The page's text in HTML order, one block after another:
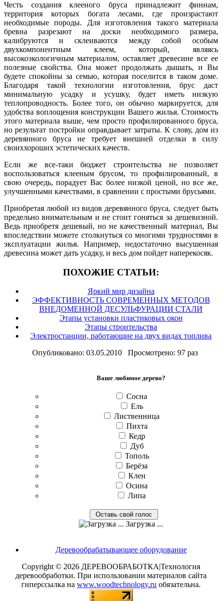
Честь создания клееного бруса принадлежит финнам,
территория которых богата лесами, где произрастают
необходимые породы. Для изготовления такого материала
бревна разрезают на доски необходимого размера,
калибруются и склеиваются между собой особым
двухкомпонентным клеем, который, являясь
высокоэкологичным материалом, оставляет древесине все ее
полезные свойства. Она может продолжать дышать, и Вы
будете спокойны за семью, которая поселится в таком доме.
Благодаря такой технологии изготовления, брус даст
минимальную усадку и усушку, будет иметь низкую
теплопроводность. Более того, он обычно маркируется, для
удобства воплощения конструкции Вашего жилья. Стоимость
этого материала выше, чем просто профилированного бруса,
но результат постройки оправдывает затраты. К слову, дом из
деревянного бруса не требует внешней отделки в силу
своиххороших эстетических качеств.
Если же все-таки бюджет строительства не позволяет
воспользоваться клееным брусом, то профилированный, в
свою очередь, порадует Вас более низкой ценой, но все же,
улучшенными качествами, в сравнении с простыми брусьями.
Приобретая любой из видов деревянного бруса, следует быть
предельно внимательным и не стоит гоняться за дешевизной.
Ведь приобретя дешевый, но не качественный материал, Вы
впоследствии можете столкнуться со многими трудностями в
эксплуатации жилья. Например, недостаточно высушенная
древесина может дать усадку, и весь дом пойдет наперекосяк.
ПОХОЖИЕ СТАТЬИ:
Яркий мир дизайна
ЭФФЕКТИВНОСТЬ СОВРЕМЕННЫХ МЕТОДОВ
ВНЕДОМЕННОЙ ДЕСУЛЬФУРАЦИИ СТАЛИ
Этапы установки пластиковых окон
Этапы строительства
Электростанции, работающие на двух видах топлива
Опубликовано: 03.05.2010 Просмотрено: 97 раз
Ваше любимое дерево?
Сосна
Ель
Лиственница
Пихта
Кедр
Дуб
Тополь
Берёза
Клен
Осина
Липа
Загрузка ...
Деревообрабатывающее оборудование
Copyright © 2026 ДЕРЕВООБРАБОТКА|Технология
деревообработки. При использовании материалов сайта
гиперссылка на www.woodtechnology.ru обязательна.